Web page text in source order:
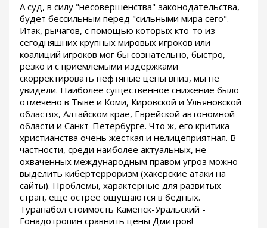
А суд, в силу "несовершенства" законодательства,
будет бессильным перед "сильными мира сего".
Итак, рычагов, с помощью которых кто-то из
сегодняшних крупных мировых игроков или
коалиций игроков мог бы сознательно, быстро,
резко и с приемлемыми издержками
скорректировать нефтяные цены вниз, мы не
увидели. Наиболее существенное снижение было
отмечено в Тыве и Коми, Кировской и Ульяновской
областях, Алтайском крае, Еврейской автономной
области и Санкт-Петербурге. Что ж, его критика
христианства очень жесткая и нелицеприятная. В
частности, среди наиболее актуальных, не
охваченных международным правом угроз можно
выделить кибертерроризм (хакерские атаки на
сайты). Проблемы, характерные для развитых
стран, еще острее ощущаются в бедных.
Туранабол стоимость Каменск-Уральский -
Гонадотропин сравнить цены Дмитров!